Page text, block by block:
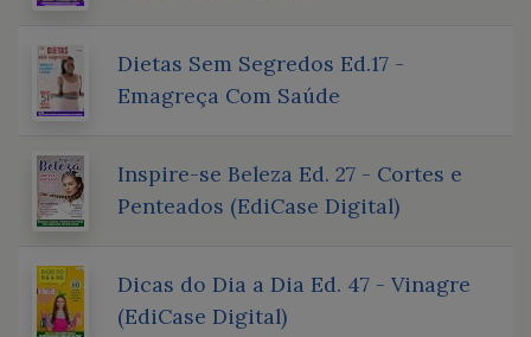
Dietas Sem Segredos Ed.17 -
Emagreça Com Saúde
Inspire-se Beleza Ed. 27 - Cortes e
Penteados (EdiCase Digital)
Dicas do Dia a Dia Ed. 47 - Vinagre
(EdiCase Digital)